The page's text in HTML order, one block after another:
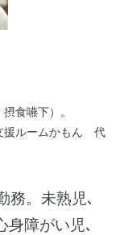
食嚥下）。
援ルームかもん 代
務。未熟児､
身障がい児､